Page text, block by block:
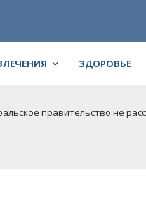
ЗДОРОВЬЕ
правительство не